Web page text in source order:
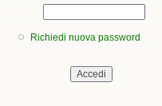
Richiedi nuova password